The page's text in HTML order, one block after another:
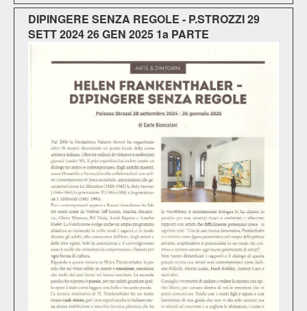
DIPINGERE SENZA REGOLE - P.STROZZI 29
SETT 2024 26 GEN 2025 1a PARTE